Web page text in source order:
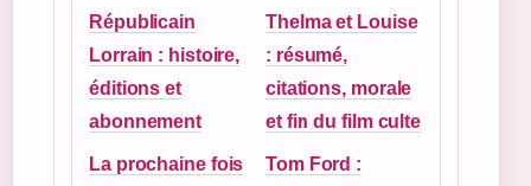
Républicain
Lorrain : histoire,
éditions et
abonnement
Thelma et Louise
: résumé,
citations, morale
et fin du film culte
La prochaine fois
Tom Ford :